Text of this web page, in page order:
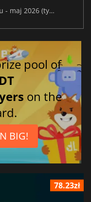
Premiery gier wideo w tym tygodniu - maj 2026 (tydzień 20)
pool of
on the
BIG!
78.23zł